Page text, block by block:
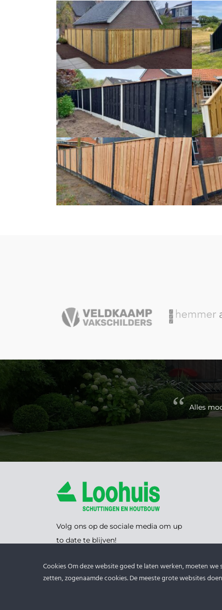
Alles
Volg ons op de sociale media om up
to date te blijven!
Cookies Om deze website goed te laten werken, moeten
zetten, zogenaamde cookies. De meeste grote websites